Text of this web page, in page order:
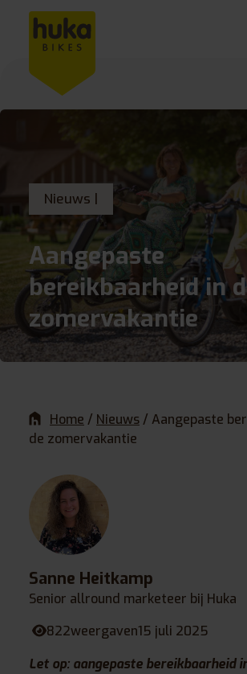
Nieuws |
Aangepaste
bereikbaarheid in
zomervakantie
Home / Nieuws / Aangepaste
de zomervakantie
Sanne Heitkamp
Senior allround marketeer bij Huka
822weergaven15 juli 2025
Let op: aangepaste bereikbaarheid